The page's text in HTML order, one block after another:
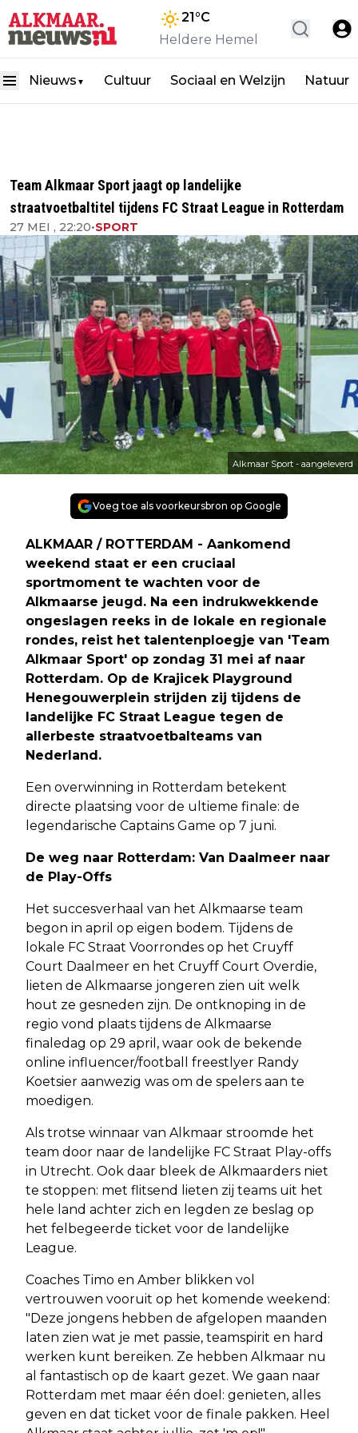
21°C
Heldere Hemel
Nieuws ▼ Cultuur Sociaal en Welzijn Natuur
Team Alkmaar Sport jaagt op landelijke
straatvoetbaltitel tijdens FC Straat League in Rotterdam
27 MEI , 22:20•SPORT
Alkmaar Sport - aangeleverd
Voeg toe als voorkeursbron op Google
ALKMAAR / ROTTERDAM - Aankomend
weekend staat er een cruciaal
sportmoment te wachten voor de
Alkmaarse jeugd. Na een indrukwekkende
ongeslagen reeks in de lokale en regionale
rondes, reist het talentenploegje van 'Team
Alkmaar Sport' op zondag 31 mei af naar
Rotterdam. Op de Krajicek Playground
Henegouwerplein strijden zij tijdens de
landelijke FC Straat League tegen de
allerbeste straatvoetbalteams van
Nederland.
Een overwinning in Rotterdam betekent
directe plaatsing voor de ultieme finale: de
legendarische Captains Game op 7 juni.
De weg naar Rotterdam: Van Daalmeer naar
de Play-Offs
Het succesverhaal van het Alkmaarse team
begon in april op eigen bodem. Tijdens de
lokale FC Straat Voorrondes op het Cruyff
Court Daalmeer en het Cruyff Court Overdie,
lieten de Alkmaarse jongeren zien uit welk
hout ze gesneden zijn. De ontknoping in de
regio vond plaats tijdens de Alkmaarse
finaledag op 29 april, waar ook de bekende
online influencer/football freestlyer Randy
Koetsier aanwezig was om de spelers aan te
moedigen.
Als trotse winnaar van Alkmaar stroomde het
team door naar de landelijke FC Straat Play-offs
in Utrecht. Ook daar bleek de Alkmaarders niet
te stoppen: met flitsend lieten zij teams uit het
hele land achter zich en legden ze beslag op
het felbegeerde ticket voor de landelijke
League.
Coaches Timo en Amber blikken vol
vertrouwen vooruit op het komende weekend:
"Deze jongens hebben de afgelopen maanden
laten zien wat je met passie, teamspirit en hard
werken kunt bereiken. Ze hebben Alkmaar nu
al fantastisch op de kaart gezet. We gaan naar
Rotterdam met maar één doel: genieten, alles
geven en dat ticket voor de finale pakken. Heel